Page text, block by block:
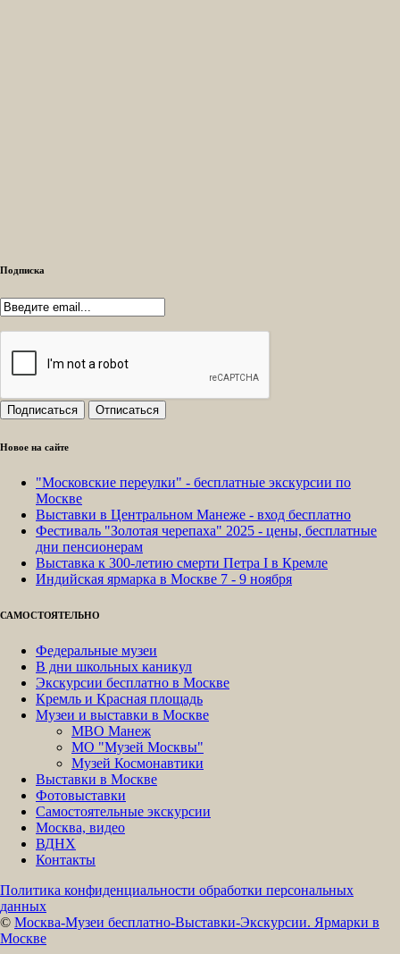
Подписка
Новое на сайте
"Московские переулки" - бесплатные экскурсии по
Москве
Выставки в Центральном Манеже - вход бесплатно
Фестиваль "Золотая черепаха" 2025 - цены, бесплатные
дни пенсионерам
Выставка к 300-летию смерти Петра I в Кремле
Индийская ярмарка в Москве 7 - 9 ноября
САМОСТОЯТЕЛЬНО
Федеральные музеи
В дни школьных каникул
Экскурсии бесплатно в Москве
Кремль и Красная площадь
Музеи и выставки в Москве
МВО Манеж
МО "Музей Москвы"
Музей Космонавтики
Выставки в Москве
Фотовыставки
Самостоятельные экскурсии
Москва, видео
ВДНХ
Контакты
Политика конфиденциальности обработки персональных
данных
© Москва-Музеи бесплатно-Выставки-Экскурсии. Ярмарки в
Москве